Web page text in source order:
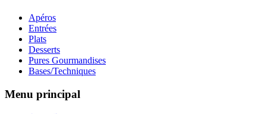
Apéros
Entrées
Plats
Desserts
Pures Gourmandises
Bases/Techniques
Menu principal